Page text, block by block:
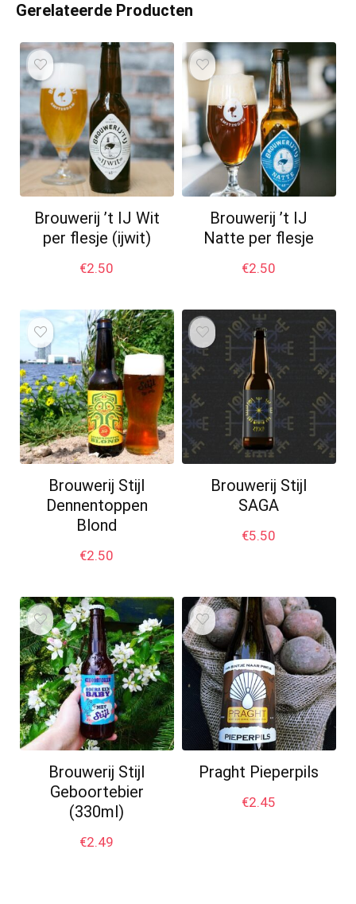
Gerelateerde Producten
Brouwerij ’t IJ Wit
per flesje (ijwit)
€2.50
Brouwerij ’t IJ
Natte per flesje
€2.50
Brouwerij Stijl
Dennentoppen
Blond
€2.50
Brouwerij Stijl
SAGA
€5.50
Brouwerij Stijl
Geboortebier
(330ml)
€2.49
Praght Pieperpils
€2.45